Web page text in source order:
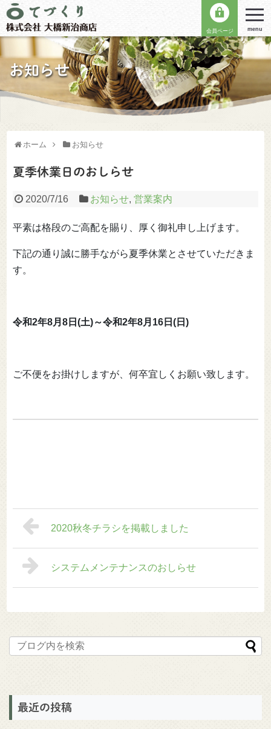
お知らせ
会員ページ menu
ホーム お知らせ
夏季休業日のおしらせ
2020/7/16 お知らせ, 営業案内
平素は格段のご高配を賜り、厚く御礼申し上げます。
下記の通り誠に勝手ながら夏季休業とさせていただきま
す。
令和2年8月8日(土)～令和2年8月16日(日)
ご不便をお掛けしますが、何卒宜しくお願い致します。
2020秋冬チラシを掲載しました
システムメンテナンスのおしらせ
最近の投稿